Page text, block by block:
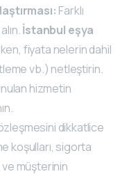
Farklı
İstanbul eşya
fiyata nelerin dahil
vb.) netleştirin.
hizmetin
dikkatlice
koşulları, sigorta
ve müşterinin